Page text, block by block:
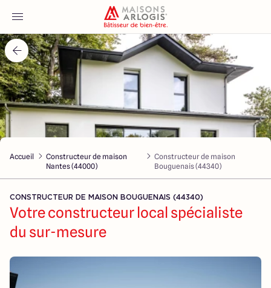
Accueil
Nos maisons
Nos annonces
Votre projet
Qui sommes-nous
Accueil
Constructeur de maison
Nantes (44000)
Constructeur de maison
Bouguenais (44340)
CONSTRUCTEUR DE MAISON BOUGUENAIS (44340)
Votre constructeur local spécialiste
du sur-mesure